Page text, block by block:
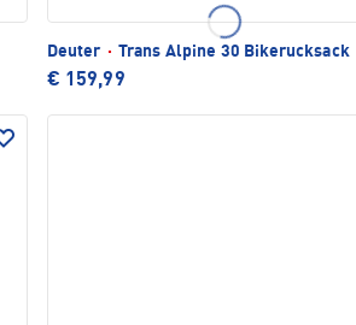
Deuter · Trans Alpine 30 Bikerucksack
€ 159,99